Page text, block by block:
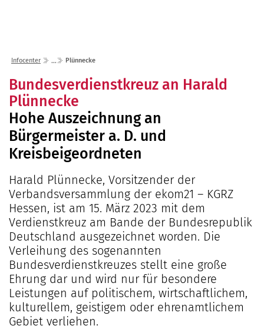
Partner
Organisation
Über ekom21
Zertifizierungen
Mitgliedschaften
Kontakt
Ansprechpersonen
2026
Presse
Veranstaltungen
Aktuelle Projekte
EfA-Leistungen
GigaMaP
Einheitlicher
ekom21 als Arbeitgeber
Ausbildung
Praktikum
Shop
Infocenter Plünnecke
Bundesverdienstkreuz an Harald
Plünnecke
Hohe Auszeichnung an
Bürgermeister a. D. und
Kreisbeigeordneten
Harald Plünnecke, Vorsitzender der
Verbandsversammlung der ekom21 – KGRZ
Hessen, ist am 15. März 2023 mit dem
Verdienstkreuz am Bande der Bundesrepublik
Deutschland ausgezeichnet worden. Die
Verleihung des sogenannten
Bundesverdienstkreuzes stellt eine große
Ehrung dar und wird nur für besondere
Leistungen auf politischem, wirtschaftlichem,
kulturellem, geistigem oder ehrenamtlichem
Gebiet verliehen.